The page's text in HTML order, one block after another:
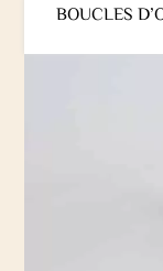
BOUCLES